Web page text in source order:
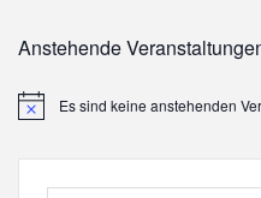
Anstehende
Es sind keine anstehenden